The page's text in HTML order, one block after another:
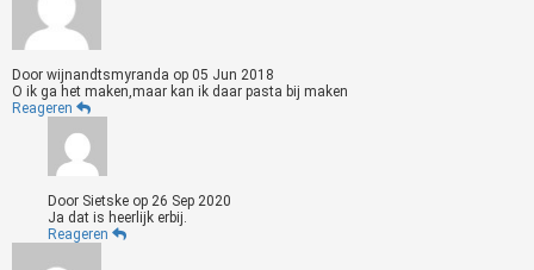
Door wijnandtsmyranda op 05 Jun 2018
O ik ga het maken,maar kan ik daar pasta bij maken
Reageren
Door Sietske op 26 Sep 2020
Ja dat is heerlijk erbij.
Reageren